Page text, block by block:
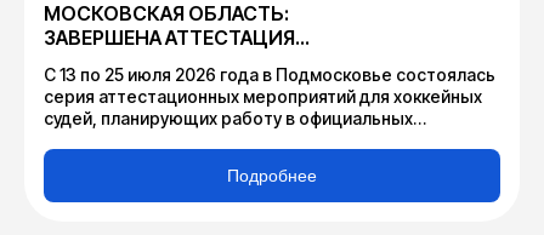
МОСКОВСКАЯ ОБЛАСТЬ:
ЗАВЕРШЕНА АТТЕСТАЦИЯ
СУДЕЙ ПО ХОККЕЮ
С 13 по 25 июля 2026 года в Подмосковье состоялась
серия аттестационных мероприятий для хоккейных
судей, планирующих работу в официальных
Московской области в сезоне 2026-2027.
Подробнее